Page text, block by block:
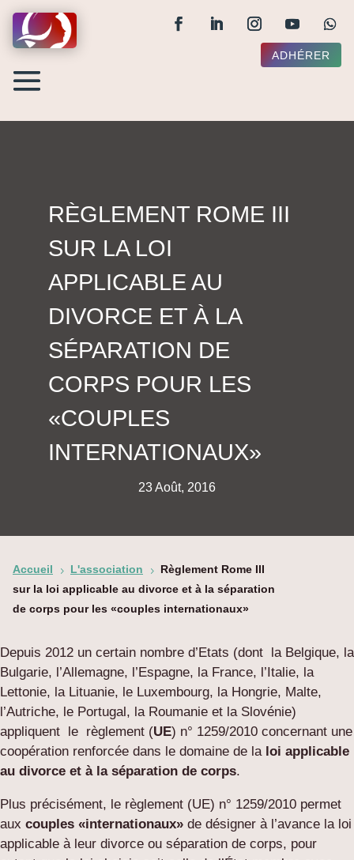
ADHÉRER
RÈGLEMENT ROME III
SUR LA LOI
APPLICABLE AU
DIVORCE ET À LA
SÉPARATION DE
CORPS POUR LES
«COUPLES
INTERNATIONAUX»
23 Août, 2016
Accueil 5 L'association 5
Règlement Rome III
sur la loi applicable au divorce et à la séparation
de corps pour les «couples internationaux»
Depuis 2012 un certain nombre d’Etats (dont la Belgique, la
Bulgarie, l’Allemagne, l’Espagne, la France, l’Italie, la
Lettonie, la Lituanie, le Luxembourg, la Hongrie, Malte,
l’Autriche, le Portugal, la Roumanie et la Slovénie)
appliquent le règlement (UE) n° 1259/2010 concernant une
coopération renforcée dans le domaine de la loi applicable
au divorce et à la séparation de corps.
Plus précisément, le règlement (UE) n° 1259/2010 permet
aux couples «internationaux» de désigner à l’avance la loi
applicable à leur divorce ou séparation de corps, pour